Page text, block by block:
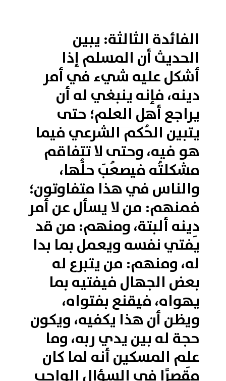
الفائدة الثالثة: يبين
الحديث أن المسلم إذا
أشكل عليه شيء في أمر
دينه، فإنه ينبغي له أن
يراجعأهل العلم؛ حتى
يتبين الحُكم الشرعي فيما
هو فيه، وحتى لا تتفاقم
مشكلتُه فيصعُبَ حلُّها،
والناس في هذا متفاوتون؛
فمنهم: من لا يسأل عن أمر
دِينه ألبتة، ومنهم: من قد
يفتي نفسه ويعمل بما بدا
له، ومنهم: من يتبرع له
بعض الجهال فيفتيه بما
يهواه، فيقنع بفتواه،
ويظن أن هذا يكفيه، ويكون
حجة له بين يدي ربه، وما
علِم المسكين أنه لما كان